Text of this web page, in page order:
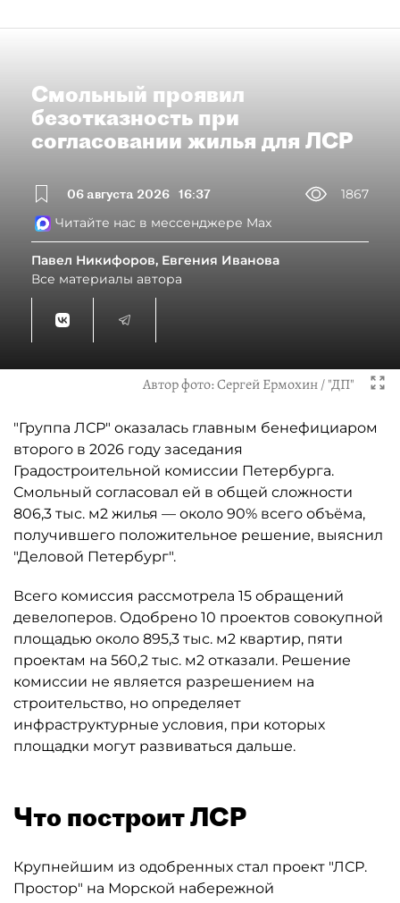
Смольный проявил
безотказность при
согласовании жилья для ЛСР
06 августа 2026 16:37
1867
Читайте нас в мессенджере Max
Павел Никифоров, Евгения Иванова
Все материалы автора
Автор фото:Сергей Ермохин / "ДП"
"Группа ЛСР" оказалась главным бенефициаром
второго в 2026 году заседания
Градостроительной комиссии Петербурга.
Смольный согласовал ей в общей сложности
806,3 тыс. м2 жилья — около 90% всего объёма,
получившего положительное решение, выяснил
"Деловой Петербург".
Всего комиссия рассмотрела 15 обращений
девелоперов. Одобрено 10 проектов совокупной
площадью около 895,3 тыс. м2 квартир, пяти
проектам на 560,2 тыс. м2 отказали. Решение
комиссии не является разрешением на
строительство, но определяет
инфраструктурные условия, при которых
площадки могут развиваться дальше.
Что построит ЛСР
Крупнейшим из одобренных стал проект "ЛСР.
Простор" на Морской набережной